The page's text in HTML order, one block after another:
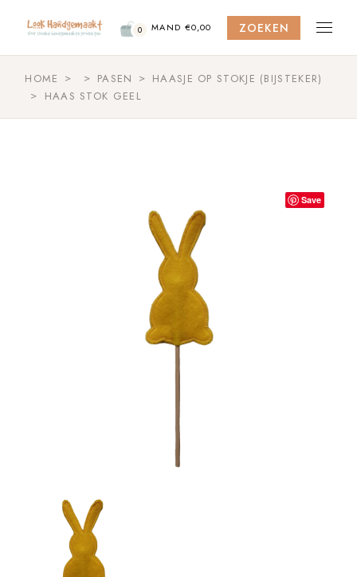
content
0 MAND €0,00 ZOEKEN
HOME PASEN
HAASJE OP STOKJE (BIJSTEKER)
HAAS STOK GEEL
Save